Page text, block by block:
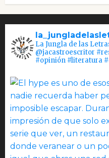
La Jungla de las
@jacastroescritor
#opinión #literatura